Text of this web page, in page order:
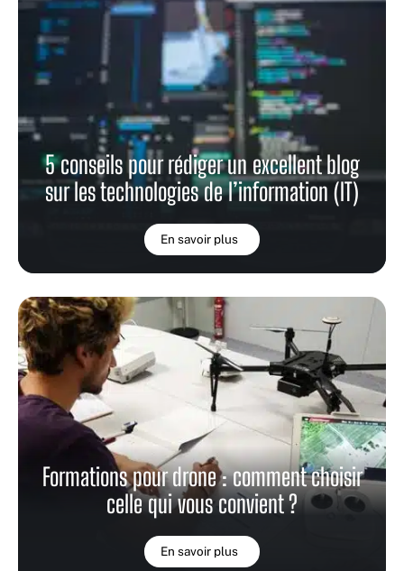
5 conseils pour rédiger un excellent blog
sur les technologies de l’information (IT)
En savoir plus
Formations pour drone : comment choisir
celle qui vous convient ?
En savoir plus